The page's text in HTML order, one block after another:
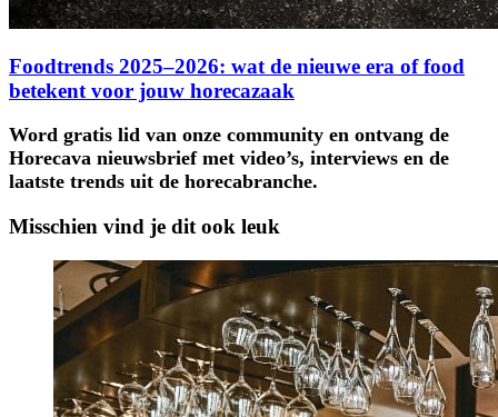
Foodtrends 2025–2026: wat de nieuwe era of food
betekent voor jouw horecazaak
Word gratis lid van onze community en ontvang de
Horecava nieuwsbrief met video’s, interviews en de
laatste trends uit de horecabranche.
Misschien vind je dit ook leuk